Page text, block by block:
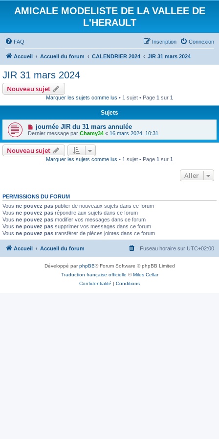
AMICALE MODELISTE DE LA VALLEE DE
L'HERAULT
FAQ Connexion
Inscription
Accueil Accueil du forum CALENDRIER 2024 JIR 31 mars 2024
JIR 31 mars 2024
Nouveau sujet
Marquer les sujets comme lus • 1 sujet • Page 1 sur 1
Sujets
journée JIR du 31 mars annulée
Dernier message par Chamy34 « 16 mars 2024, 10:31
Nouveau sujet
Marquer les sujets comme lus • 1 sujet • Page 1 sur 1
Aller
PERMISSIONS DU FORUM
Vous ne pouvez pas publier de nouveaux sujets dans ce forum
Vous ne pouvez pas répondre aux sujets dans ce forum
Vous ne pouvez pas modifier vos messages dans ce forum
Vous ne pouvez pas supprimer vos messages dans ce forum
Vous ne pouvez pas transférer de pièces jointes dans ce forum
Accueil Accueil du forum Fuseau horaire sur UTC+02:00
Développé parphpBB® Forum Software © phpBB Limited
Traduction française officielle ©Miles Cellar
Confidentialité | Conditions